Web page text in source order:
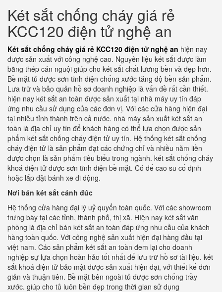
Két sắt chống cháy giá rẻ
KCC120 điện tử nghệ an
Két sắt chống cháy giá rẻ KCC120 điện tử nghệ an hiện nay
được sản xuất với công nghệ cao. Nguyên liệu két sắt được làm
bằng thép cán nguội giúp cho két sắt chất lương bền và đẹp hơn.
Bề mặt tủ được sơn tĩnh điện chống xước tăng độ bền sản phẩm.
Lưa trữ và bảo quản hồ sơ doanh nghiệp là vấn đề rất cần thiết.
hiện nay két sắt an toàn được sản xuất tại nhà máy uy tín đáp
ứng nhu cầu sử dụng của các đơn vị. Với các cửa hàng hiện đại
tại nhiều tỉnh thành trên cả nước. nhà máy sản xuất két sắt an
toàn là địa chỉ uy tín để khách hàng có thể lựa chọn được sản
phẩm két sắt chống cháy điện tử uy tín. Hệ thống két sắt chống
cháy điện tử là sản phẩm đạt các chứng chỉ và nhiều năm liền
được chọn là sản phẩm tiêu biểu trong ngành. két sắt chống cháy
khoá điện tử được sơn tĩnh điện bề mặt. Có đế cao su cố định
hoặc lắp đặt bánh xe di động.
Nơi bán két sắt cánh đúc
Hệ thống cửa hàng đại lý uỷ quyển toàn quốc. Với các showroom
trưng bày tại các tỉnh, thành phố, thị xã. HIện nay két sắt văn
phòng là địa chỉ bán két sắt an toàn đáp ứng nhu cầu của khách
hàng toàn quốc. Với công nghệ sản xuất hiện đại hàng đầu tại
việt nam. Các sản phẩm két sắt an toàn đem lại cho doanh
nghiệp sự lựa chọn hoàn hảo tốt nhất để lưu trữ hồ sơ tài liệu. két
sắt khoá điện tử bảo mật được sản xuất hiện đại, với thiết kế đơn
giản và thuận tiên. Bề mặt bên ngoài tủ được sơn chống trầy
xước. giúp cho tủ luôn bền đẹp trong thời gian sử dụng